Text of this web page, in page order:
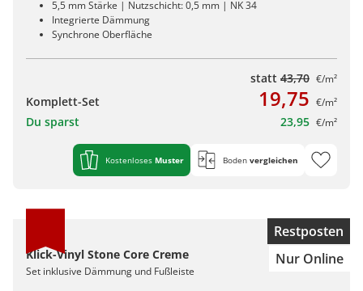
5,5 mm Stärke | Nutzschicht: 0,5 mm | NK 34
Integrierte Dämmung
Synchrone Oberfläche
statt 43,70 €/m²
Komplett-Set 19,75 €/m²
Du sparst 23,95 €/m²
Kostenloses Muster Boden vergleichen
Restposten
Nur Online
Klick-Vinyl Stone Core Creme
Set inklusive Dämmung und Fußleiste